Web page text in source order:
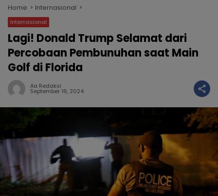
Home Internasional
Internasional
Lagi! Donald Trump Selamat dari
Percobaan Pembunuhan saat Main
Golf di Florida
Aa Redaksi
September 16, 2024